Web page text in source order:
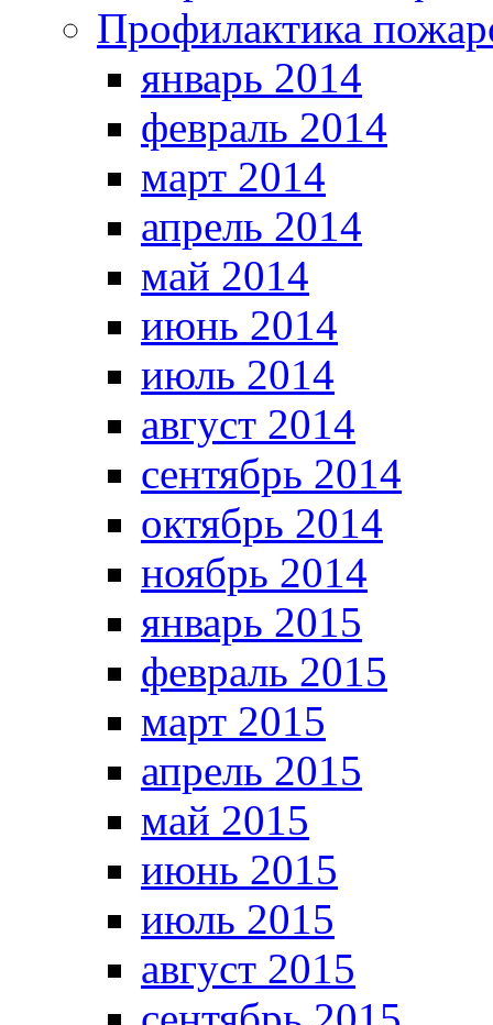
Профилактика
январь 2014
февраль 2014
март 2014
апрель 2014
май 2014
июнь 2014
июль 2014
август 2014
сентябрь 2014
октябрь 2014
ноябрь 2014
январь 2015
февраль 2015
март 2015
апрель 2015
май 2015
июнь 2015
июль 2015
август 2015